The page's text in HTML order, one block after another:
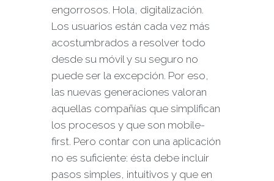
engorrosos. Hola, digitalización.
Los usuarios están cada vez más
acostumbrados a resolver todo
desde su móvil y su seguro no
puede ser la excepción. Por eso,
las nuevas generaciones valoran
aquellas compañías que simplifican
los procesos y que son mobile-
first. Pero contar con una aplicación
no es suficiente: ésta debe incluir
pasos simples, intuitivos y que en